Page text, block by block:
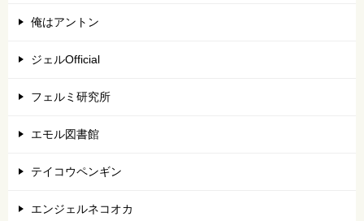
俺はアントン
ジェルOfficial
フェルミ研究所
エモル図書館
テイコウペンギン
エンジェルネコオカ